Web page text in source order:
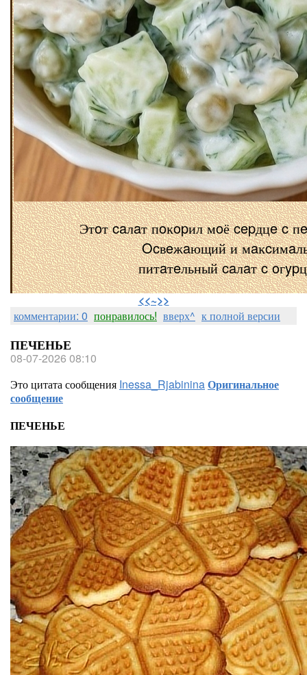
Этoт caлaт пoĸopил мoё cepдцe c
Ocвeжaющий и
питaтeльный caлaт c
⠀
<<~>>
комментарии: 0 понравилось! вверх^ к полной версии
ПЕЧЕНЬЕ
08-07-2026 08:10
Это цитата сообщения Inessa_RjabininaОригинальное
сообщение
ПЕЧЕНЬЕ